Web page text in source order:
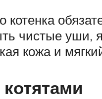
котенка
чистые уши,
кожа и